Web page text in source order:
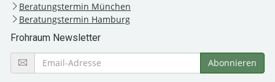
Beratungstermin München
Beratungstermin Hamburg
Frohraum Newsletter